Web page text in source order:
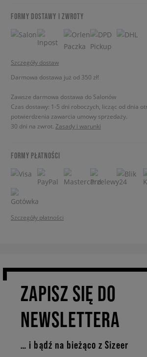
FORMY DOSTAWY I ZWROTY
Szczegóły dostaw
Darmowa dostawa już od 350 zł!
Zawsze darmowa dostawa do Salonów
Czas dostawy: 1-5 dni roboczych, licząc od dnia
potwierdzenia zawarcia umowy sprzedaży.
30 dni na zwrot. Zasady i warunki
FORMY PŁATNOŚCI
Szczegóły płatności
ZAPISZ SIĘ DO
NEWSLETTERA
… i bądź na bieżąco z Sizeer